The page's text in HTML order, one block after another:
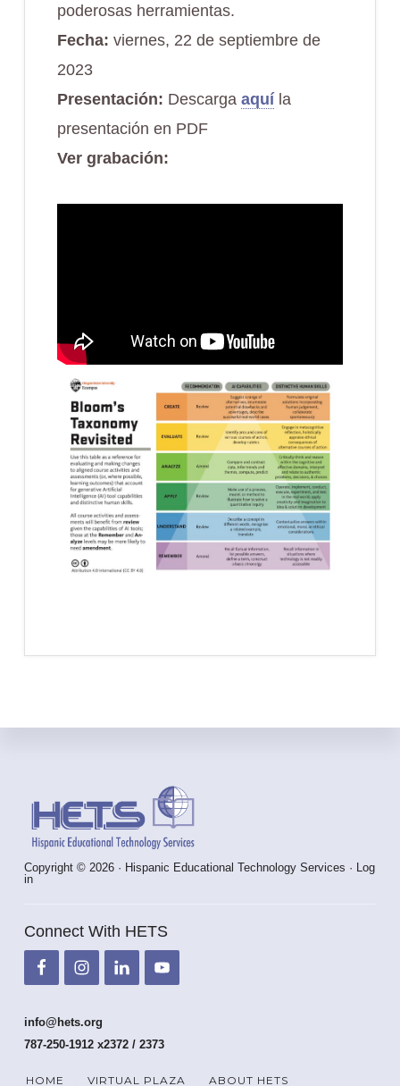
poderosas herramientas.
Fecha: viernes, 22 de septiembre de
2023
Presentación: Descarga aquíla
presentación en PDF
Ver grabación:
Copyright © 2026 · Hispanic Educational Technology Services · Log
in
Connect With HETS
info@hets.org
787-250-1912 x2372 / 2373
HOME VIRTUAL PLAZA ABOUT HETS